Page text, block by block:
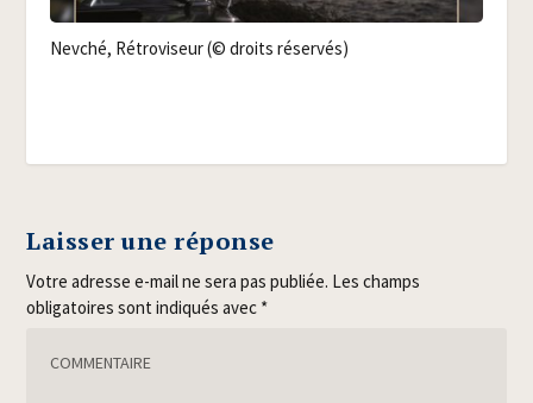
Nev­ché, Rétro­vi­seur (© droits réservés)
Laisser une réponse
Votre adresse e-mail ne sera pas publiée. Les champs
obligatoires sont indiqués avec *